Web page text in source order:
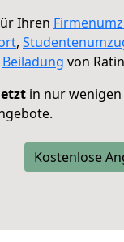
Ihren
,
Beiladung von
in nur
Kostenlose